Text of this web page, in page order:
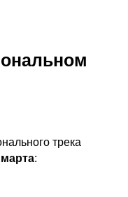
трека
: